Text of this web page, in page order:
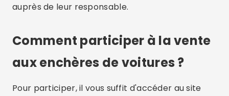
auprès de leur responsable.
Comment participer à la vente
aux enchères de voitures ?
Pour participer, il vous suffit d'accéder au site